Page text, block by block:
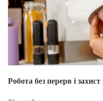
Робота без перерв і